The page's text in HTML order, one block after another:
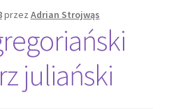
przez Adrian Strojwąs
juliański